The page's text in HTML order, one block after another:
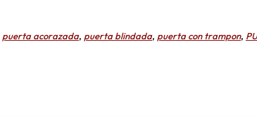
puerta acorazada, puerta blindada, puerta con trampon,